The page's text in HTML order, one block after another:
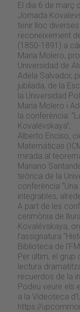
El dia 6 de març
Jornada
tenir lloc
reconeixement
(1850-1891) a
Maria Molero,
Universidad de
Adela Salvador,
jubilada, de la
la Universidad
Maria Molero i
la conferència:
Kovalévskaya”;
Alberto Enciso,
Matemáticas
mirada al
Mariano
teòrica de la
conferència
integrables,
A part de les
cerimònia de
Kovalévskaya,
l’assignatura
Biblioteca de
Per últim, el grup
lectura
recuerdos de la
Podeu veure els
a la Videoteca
https://